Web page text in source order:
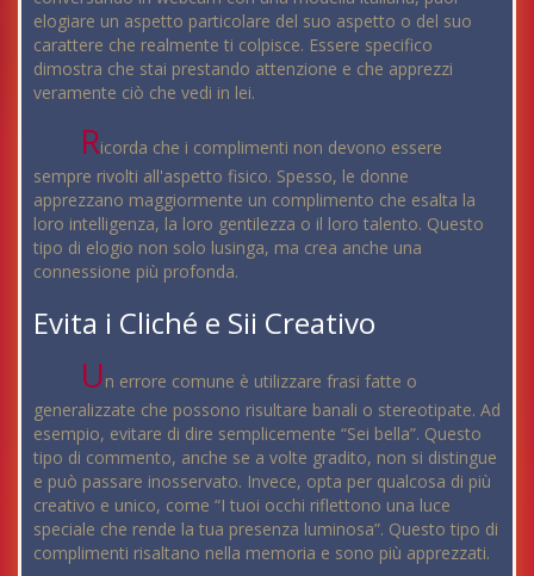
elogiare un aspetto particolare del suo aspetto o del suo
carattere che realmente ti colpisce. Essere specifico
dimostra che stai prestando attenzione e che apprezzi
veramente ciò che vedi in lei.
Ricorda che i complimenti non devono essere
sempre rivolti all'aspetto fisico. Spesso, le donne
apprezzano maggiormente un complimento che esalta la
loro intelligenza, la loro gentilezza o il loro talento. Questo
tipo di elogio non solo lusinga, ma crea anche una
connessione più profonda.
Evita i Cliché e Sii Creativo
Un errore comune è utilizzare frasi fatte o
generalizzate che possono risultare banali o stereotipate. Ad
esempio, evitare di dire semplicemente “Sei bella”. Questo
tipo di commento, anche se a volte gradito, non si distingue
e può passare inosservato. Invece, opta per qualcosa di più
creativo e unico, come “I tuoi occhi riflettono una luce
speciale che rende la tua presenza luminosa”. Questo tipo di
complimenti risaltano nella memoria e sono più apprezzati.